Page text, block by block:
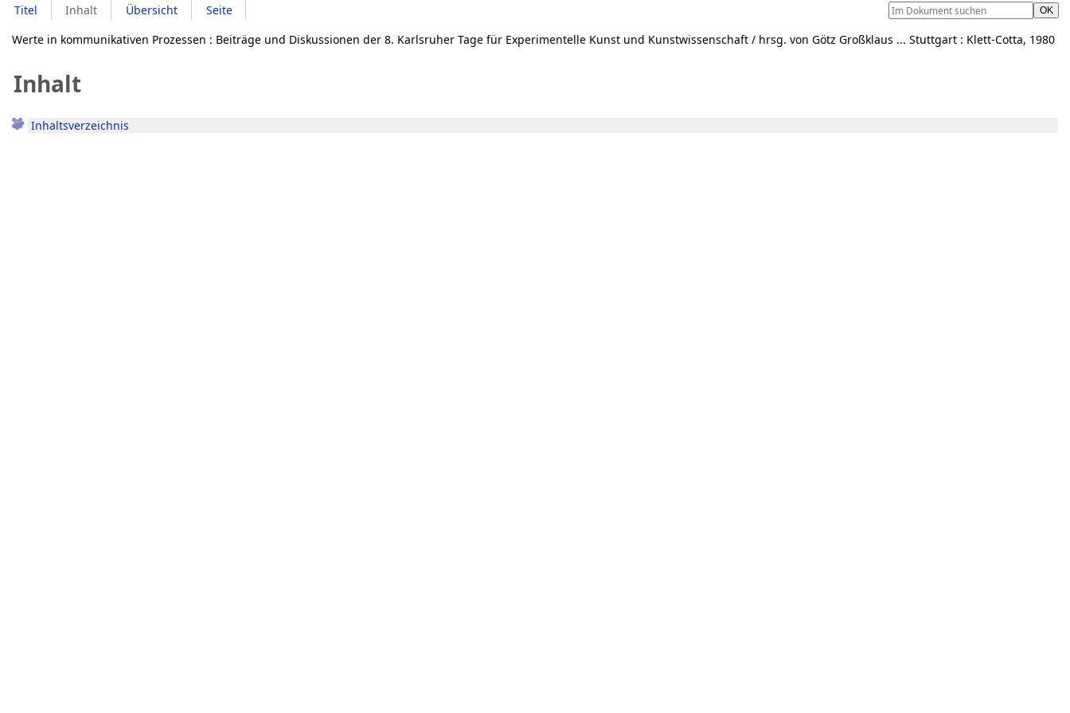
Titel Inhalt Übersicht
Seite
Werte in kommunikativen Prozessen : Beiträge und Diskussionen der 8. Karlsruher Tage für Experimentelle Kunst und Kunstwissenschaft / hrsg. von Götz Großklaus ... Stuttgart : Klett-Cotta, 1980
Inhalt
Inhaltsverzeichnis